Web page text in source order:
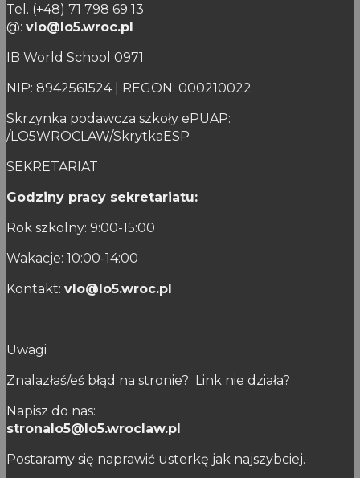
Tel. (+48) 71 798 69 13
@: vlo@lo5.wroc.pl
IB World School 0971
NIP: 8942561524 | REGON: 000210022
Skrzynka podawcza szkoły ePUAP:
/LO5WROCLAW/SkrytkaESP
SEKRETARIAT
Godziny pracy sekretariatu:
Rok szkolny: 9:00-15:00
Wakacje: 10:00-14:00
Kontakt: vlo@lo5.wroc.pl
Uwagi
Znalazłaś/eś błąd na stronie? Link nie działa?
Napisz do nas:
stronalo5@lo5.wroclaw.pl
Postaramy się naprawić usterkę jak najszybciej.